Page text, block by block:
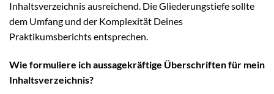
Inhaltsverzeichnis ausreichend. Die Gliederungstiefe sollte
dem Umfang und der Komplexität Deines
Praktikumsberichts entsprechen.
Wie formuliere ich aussagekräftige Überschriften für mein
Inhaltsverzeichnis?